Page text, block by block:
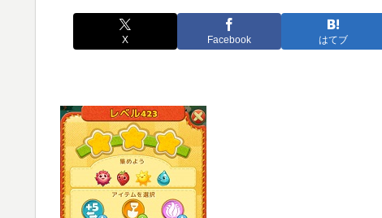
X Facebook はてブ